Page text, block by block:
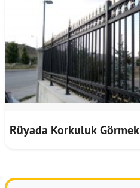
Rüyada Korkuluk Görmek